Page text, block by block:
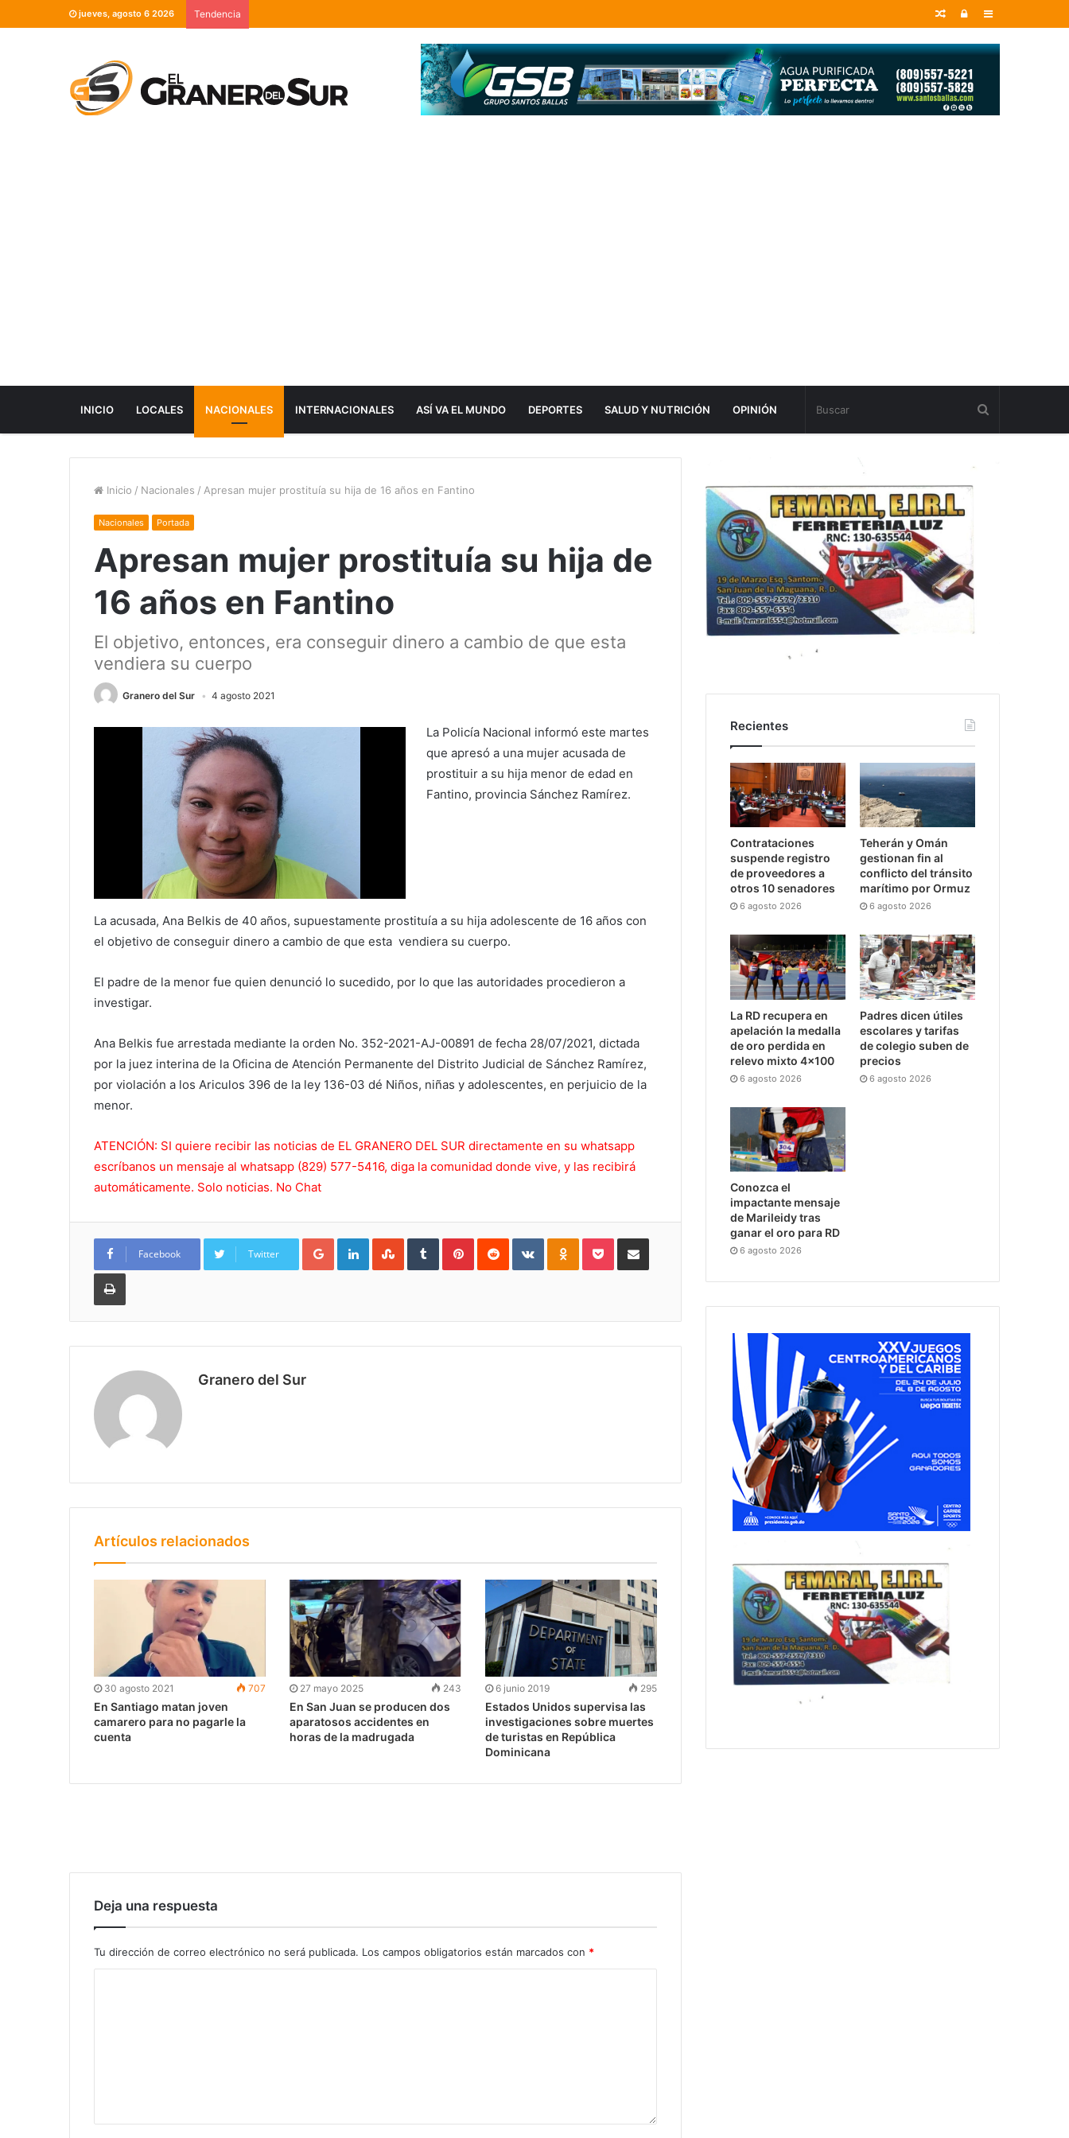
jueves, agosto 6 2026 Tendencia Sidebar
Entrar
Random
INICIO LOCALES NACIONALES INTERNACIONALES ASÍ VA EL MUNDO DEPORTES SALUD Y NUTRICIÓN OPINIÓN
Inicio / Nacionales / Apresan mujer prostituía su hija de 16 años en Fantino
Nacionales Portada
Apresan mujer prostituía su hija de
16 años en Fantino
El objetivo, entonces, era conseguir dinero a cambio de que esta
vendiera su cuerpo
Granero del Sur 4 agosto 2021
La Policía Nacional informó este martes
que apresó a una mujer acusada de
prostituir a su hija menor de edad en
Fantino, provincia Sánchez Ramírez.
La acusada, Ana Belkis de 40 años, supuestamente prostituía a su hija adolescente de 16 años con
el objetivo de conseguir dinero a cambio de que esta vendiera su cuerpo.
El padre de la menor fue quien denunció lo sucedido, por lo que las autoridades procedieron a
investigar.
Ana Belkis fue arrestada mediante la orden No. 352-2021-AJ-00891 de fecha 28/07/2021, dictada
por la juez interina de la Oficina de Atención Permanente del Distrito Judicial de Sánchez Ramírez,
por violación a los Ariculos 396 de la ley 136-03 dé Niños, niñas y adolescentes, en perjuicio de la
menor.
ATENCIÓN: SI quiere recibir las noticias de EL GRANERO DEL SUR directamente en su whatsapp
escríbanos un mensaje al whatsapp (829) 577-5416, diga la comunidad donde vive, y las recibirá
automáticamente. Solo noticias. No Chat
Facebook Twitter
Google+LinkedInStumbleUpon
TumblrPinterestReddit VKontakteOdnoklassniki
PocketCompartir por Correo
Imprimir
Granero del Sur
Artículos relacionados
30 agosto 2021 707
En Santiago matan joven
camarero para no pagarle la
cuenta
27 mayo 2025 243
En San Juan se producen dos
aparatosos accidentes en
horas de la madrugada
6 junio 2019 295
Estados Unidos supervisa las
investigaciones sobre muertes
de turistas en República
Dominicana
Deja una respuesta
Tu dirección de correo electrónico no será publicada. Los campos obligatorios están marcados con *
Recientes
Contrataciones
suspende registro
de proveedores a
otros 10 senadores
6 agosto 2026
Teherán y Omán
gestionan fin al
conflicto del tránsito
marítimo por Ormuz
6 agosto 2026
La RD recupera en
apelación la medalla
de oro perdida en
relevo mixto 4×100
6 agosto 2026
Padres dicen útiles
escolares y tarifas
de colegio suben de
precios
6 agosto 2026
Conozca el
impactante mensaje
de Marileidy tras
ganar el oro para RD
6 agosto 2026